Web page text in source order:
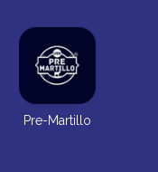
Pre-Martillo